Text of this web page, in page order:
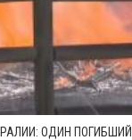
ОДИН ПОГИБШИЙ